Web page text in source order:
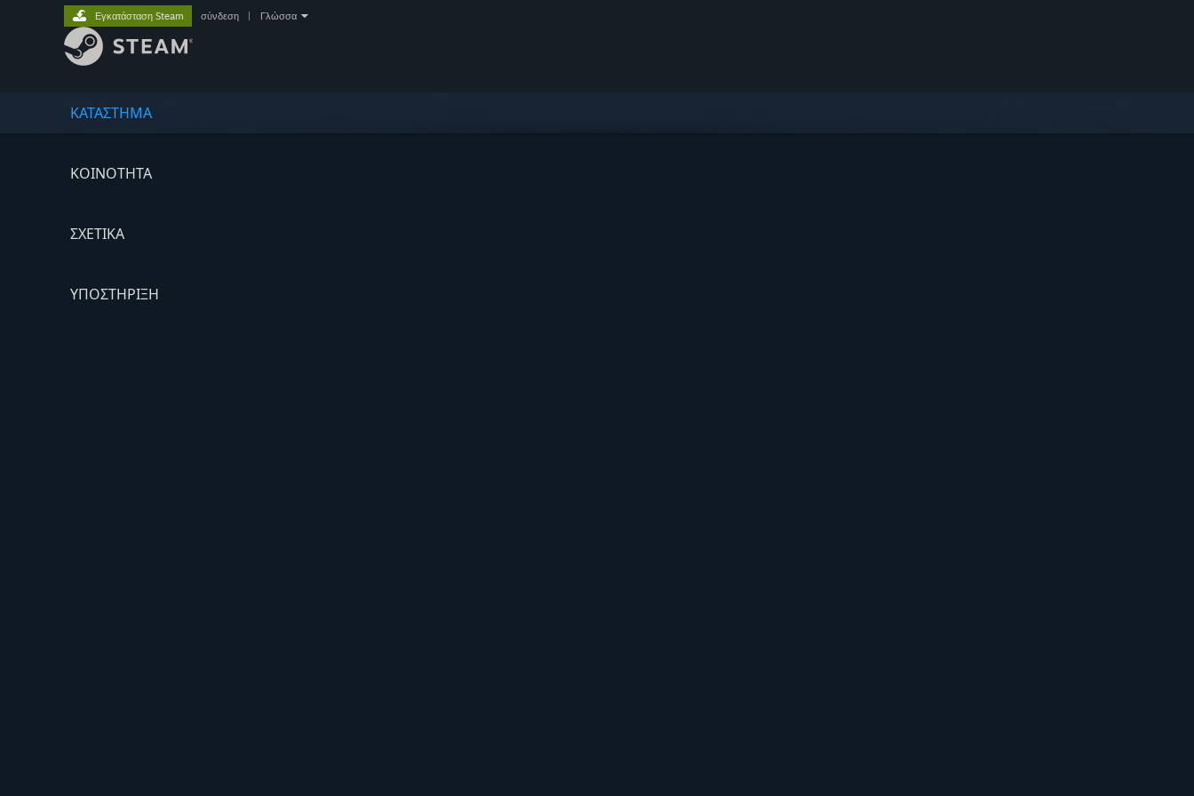
ΚΑΤΑΣΤΗΜΑ
ΚΟΙΝΟΤΗΤΑ
ΣΧΕΤΙΚΆ
ΥΠΟΣΤΗΡΙΞΗ
Εγκατάσταση Steam σύνδεση Γλώσσα